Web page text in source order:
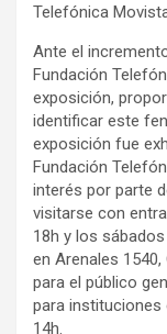
Telefónica
Ante el
Fundación
exposición,
identificar este
exposición fue
Fundación
interés por parte
visitarse con
18h y los
en Arenales
para el público
para instituciones
14h.